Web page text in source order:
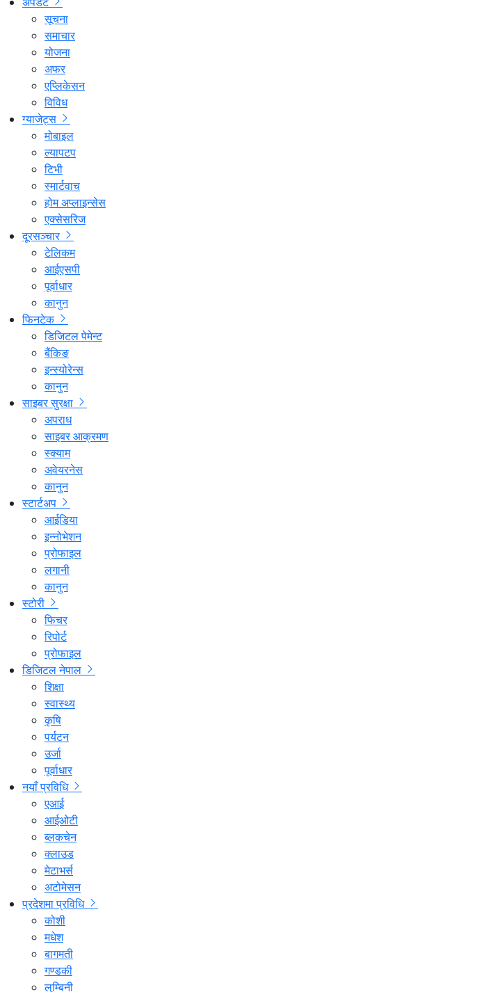
सूचना
समाचार
योजना
अफर
एप्लिकेसन
विविध
ग्याजेट्स
मोबाइल
ल्यापटप
टिभी
स्मार्टवाच
होम अप्लाइन्सेस
एक्सेसरिज
दूरसञ्चार
टेलिकम
आईएसपी
पूर्वाधार
कानुन
फिनटेक
डिजिटल पेमेन्ट
बैंकिङ
इन्स्योरेन्स
कानुन
साइबर सुरक्षा
अपराध
साइबर आक्रमण
स्क्याम
अवेयरनेस
कानुन
स्टार्टअप
आईडिया
इन्नोभेशन
प्रोफाइल
लगानी
कानुन
स्टोरी
फिचर
रिपोर्ट
प्रोफाइल
डिजिटल नेपाल
शिक्षा
स्वास्थ्य
कृषि
पर्यटन
उर्जा
पूर्वाधार
नयाँ प्रविधि
एआई
आईओटी
ब्लकचेन
क्लाउड
मेटाभर्स
अटोमेसन
प्रदेशमा प्रविधि
कोशी
मधेश
बागमती
गण्डकी
लुम्बिनी